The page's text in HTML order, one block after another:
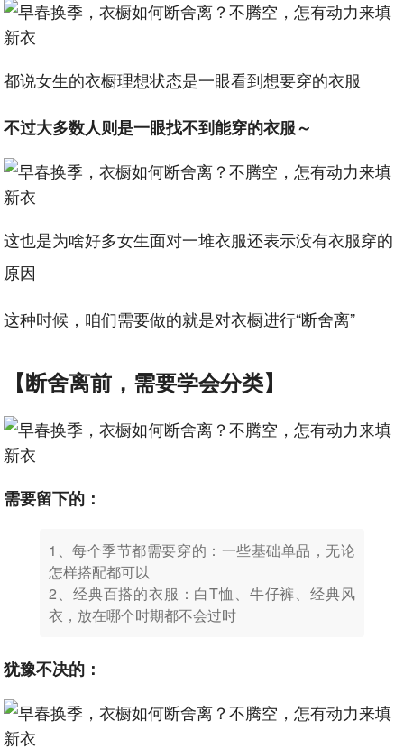
都说女生的衣橱理想状态是一眼看到想要穿的衣服
不过大多数人则是一眼找不到能穿的衣服～
这也是为啥好多女生面对一堆衣服还表示没有衣服穿的
原因
这种时候，咱们需要做的就是对衣橱进行“断舍离”
【断舍离前，需要学会分类】
需要留下的：
1、每个季节都需要穿的：一些基础单品，无论
怎样搭配都可以
2、经典百搭的衣服：白T恤、牛仔裤、经典风
衣，放在哪个时期都不会过时
犹豫不决的：